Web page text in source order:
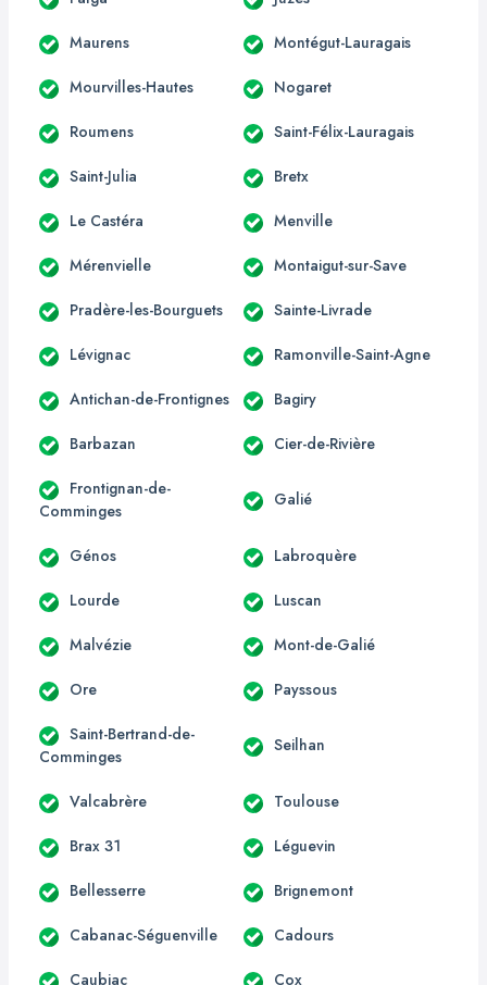
Maurens Montégut-Lauragais
Mourvilles-Hautes Nogaret
Roumens Saint-Félix-Lauragais
Saint-Julia Bretx
Le Castéra Menville
Mérenvielle Montaigut-sur-Save
Pradère-les-Bourguets Sainte-Livrade
Lévignac Ramonville-Saint-Agne
Antichan-de-Frontignes Bagiry
Barbazan Cier-de-Rivière
Frontignan-de-
Comminges
Galié
Génos Labroquère
Lourde Luscan
Malvézie Mont-de-Galié
Ore Payssous
Saint-Bertrand-de-
Comminges
Seilhan
Valcabrère Toulouse
Brax 31 Léguevin
Bellesserre Brignemont
Cabanac-Séguenville Cadours
Caubiac Cox